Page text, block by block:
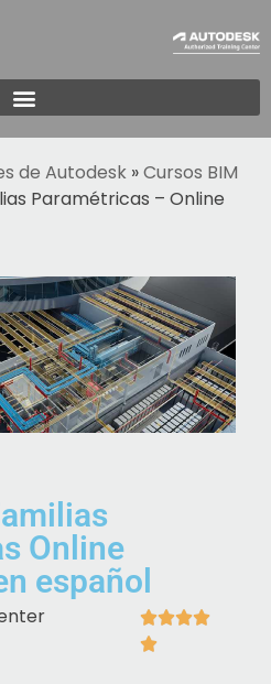
de Autodesk »Cursos BIM
Paramétricas – Online
Online
español

